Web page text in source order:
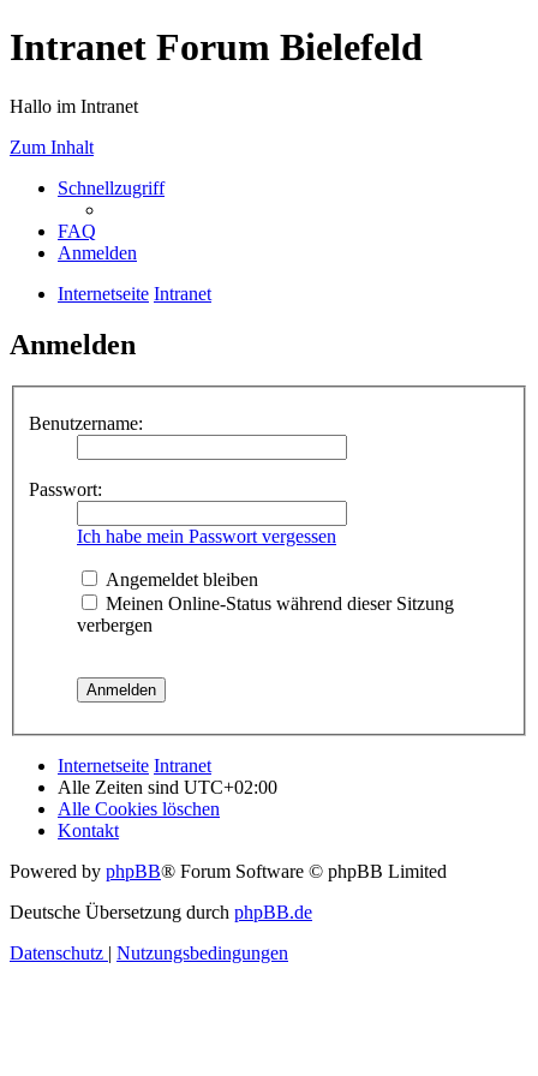
Intranet Forum Bielefeld
Hallo im Intranet
Zum Inhalt
Schnellzugriff
FAQ
Anmelden
Internetseite Intranet
Anmelden
Benutzername:
Passwort:
Ich habe mein Passwort vergessen
Angemeldet bleiben
Meinen Online-Status während dieser Sitzung
verbergen
Internetseite Intranet
Alle Zeiten sind UTC+02:00
Alle Cookies löschen
Kontakt
Powered by phpBB® Forum Software © phpBB Limited
Deutsche Übersetzung durch phpBB.de
Datenschutz | Nutzungsbedingungen